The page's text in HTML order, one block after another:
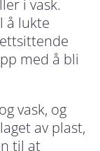
i vask.
å lukte
med å bli
vask, og
av plast,
til at